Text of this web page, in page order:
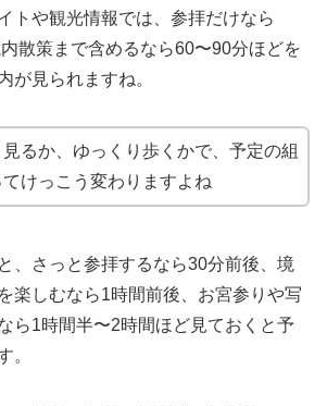
トや観光情報では、参拝だけなら
散策まで含めるなら60〜90分ほどを
が見られますね。
見るか、ゆっくり歩くかで、予定の組
けっこう変わりますよね
、さっと参拝するなら30分前後、境
楽しむなら1時間前後、お宮参りや写
ら1時間半〜2時間ほど見ておくと予
。